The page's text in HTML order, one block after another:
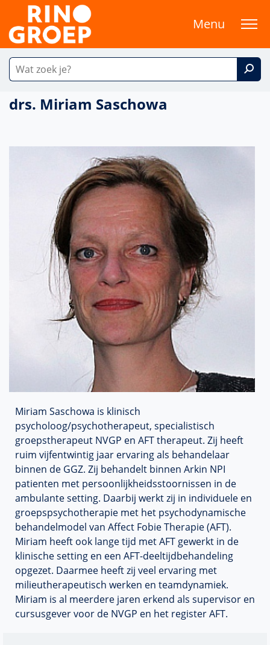
Menu
drs. Miriam Saschowa
Miriam Saschowa is klinisch
psycholoog/psychotherapeut, specialistisch
groepstherapeut NVGP en AFT therapeut. Zij heeft
ruim vijfentwintig jaar ervaring als behandelaar
binnen de GGZ. Zij behandelt binnen Arkin NPI
patienten met persoonlijkheidsstoornissen in de
ambulante setting. Daarbij werkt zij in individuele en
groepspsychotherapie met het psychodynamische
behandelmodel van Affect Fobie Therapie (AFT).
Miriam heeft ook lange tijd met AFT gewerkt in de
klinische setting en een AFT-deeltijdbehandeling
opgezet. Daarmee heeft zij veel ervaring met
milieutherapeutisch werken en teamdynamiek.
Miriam is al meerdere jaren erkend als supervisor en
cursusgever voor de NVGP en het register AFT.